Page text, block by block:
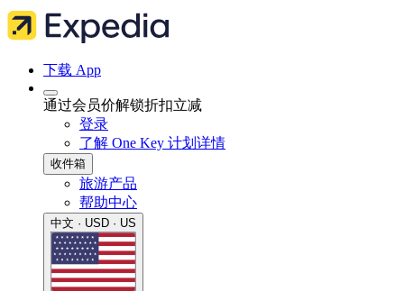
下载 App
通过会员价解锁折扣立减
登录
了解 One Key 计划详情
收件箱
旅游产品
帮助中心
中文 · USD · US